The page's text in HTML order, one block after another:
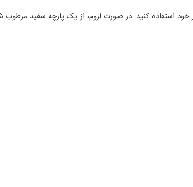
خود استفاده کنید. در صورت لزوم، از یک پارچه سفید